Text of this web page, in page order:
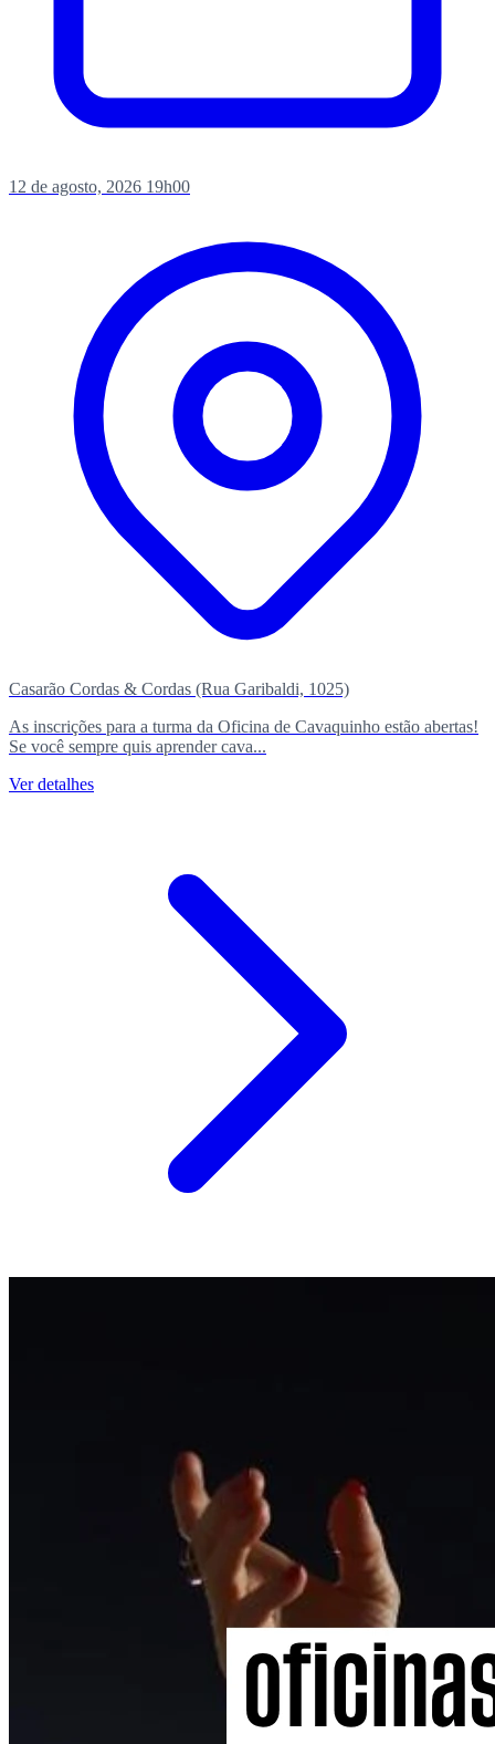
12 de agosto, 2026 19h00
Casarão Cordas & Cordas (Rua Garibaldi, 1025)
As inscrições para a turma da Oficina de Cavaquinho estão abertas!
Se você sempre quis aprender cava...
Ver detalhes